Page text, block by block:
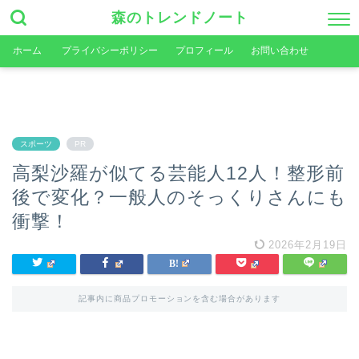
森のトレンドノート
ホーム プライバシーポリシー プロフィール お問い合わせ
スポーツ PR
高梨沙羅が似てる芸能人12人！整形前
後で変化？一般人のそっくりさんにも
衝撃！
2026年2月19日
記事内に商品プロモーションを含む場合があります